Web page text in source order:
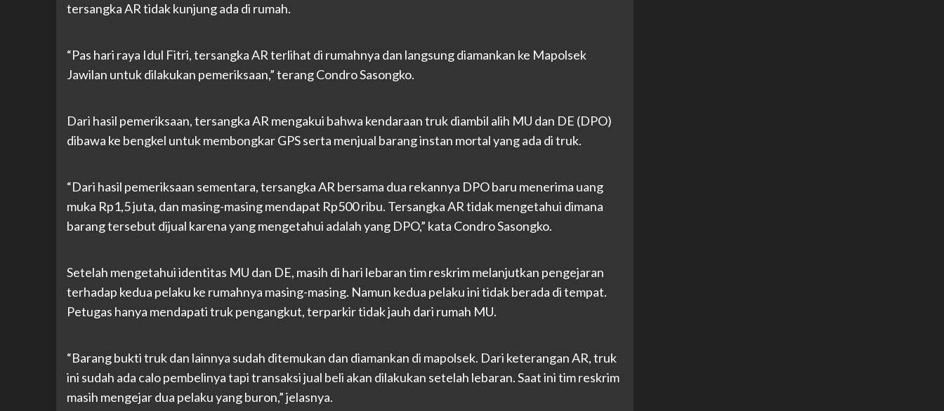
tersangka AR tidak kunjung ada di rumah.
“Pas hari raya Idul Fitri, tersangka AR terlihat di rumahnya dan langsung diamankan ke Mapolsek
Jawilan untuk dilakukan pemeriksaan,” terang Condro Sasongko.
Dari hasil pemeriksaan, tersangka AR mengakui bahwa kendaraan truk diambil alih MU dan DE (DPO)
dibawa ke bengkel untuk membongkar GPS serta menjual barang instan mortal yang ada di truk.
“Dari hasil pemeriksaan sementara, tersangka AR bersama dua rekannya DPO baru menerima uang
muka Rp1,5 juta, dan masing-masing mendapat Rp500 ribu. Tersangka AR tidak mengetahui dimana
barang tersebut dijual karena yang mengetahui adalah yang DPO,” kata Condro Sasongko.
Setelah mengetahui identitas MU dan DE, masih di hari lebaran tim reskrim melanjutkan pengejaran
terhadap kedua pelaku ke rumahnya masing-masing. Namun kedua pelaku ini tidak berada di tempat.
Petugas hanya mendapati truk pengangkut, terparkir tidak jauh dari rumah MU.
“Barang bukti truk dan lainnya sudah ditemukan dan diamankan di mapolsek. Dari keterangan AR, truk
ini sudah ada calo pembelinya tapi transaksi jual beli akan dilakukan setelah lebaran. Saat ini tim reskrim
masih mengejar dua pelaku yang buron,” jelasnya.